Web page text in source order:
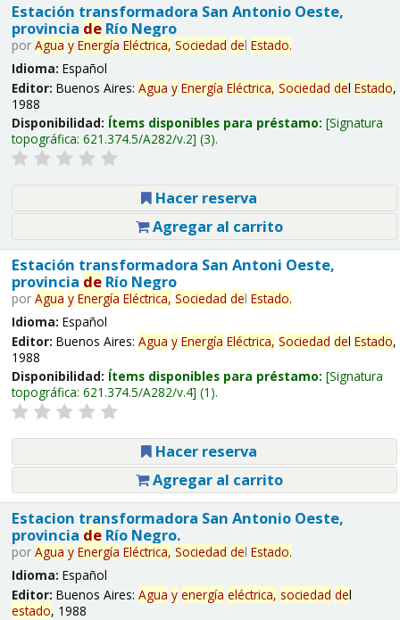
Estación transformadora San Antonio Oeste,
provincia deRío Negro
por Agua y Energía Eléctrica, Sociedad del Estado.
Idioma: Español
Editor: Buenos Aires: Agua y Energía Eléctrica, Sociedad del Estado,
1988
Disponibilidad: Ítems disponibles para préstamo: Signatura
topográfica: 621.374.5/A282/v.2 (3).
Hacer reserva
Agregar al carrito
Estación transformadora San Antoni Oeste,
provincia deRío Negro
por Agua y Energía Eléctrica, Sociedad del Estado.
Idioma: Español
Editor: Buenos Aires: Agua y Energía Eléctrica, Sociedad del Estado,
1988
Disponibilidad: Ítems disponibles para préstamo: Signatura
topográfica: 621.374.5/A282/v.4 (1).
Hacer reserva
Agregar al carrito
Estacion transformadora San Antonio Oeste,
provincia deRío Negro.
por Agua y Energía Eléctrica, Sociedad del Estado.
Idioma: Español
Editor: Buenos Aires: Agua y energía eléctrica, sociedad del
estado, 1988